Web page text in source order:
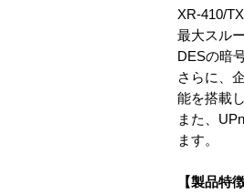
XR-410/
最大スル
DESの暗
さらに、
能を搭載
また、
ます。
【製品特徴